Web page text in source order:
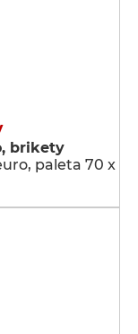
brikety
paleta 70 x